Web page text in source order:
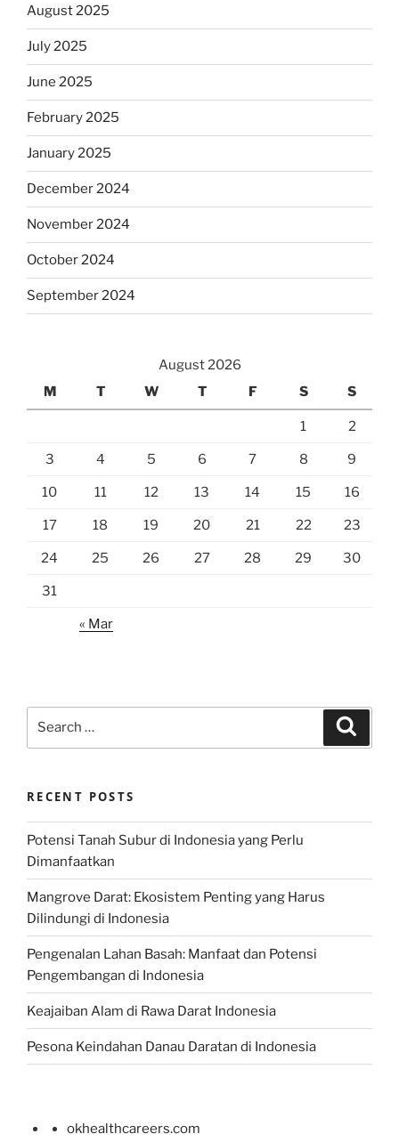
August 2025
July 2025
June 2025
February 2025
January 2025
December 2024
November 2024
October 2024
September 2024
August 2026
M
T W T F S S
1 2
3 4 5 6 7 8 9
10 11 12 13 14 15 16
17 18 19 20 21 22 23
24 25 26 27 28 29 30
31
« Mar
RECENT POSTS
Potensi Tanah Subur di Indonesia yang Perlu
Dimanfaatkan
Mangrove Darat: Ekosistem Penting yang Harus
Dilindungi di Indonesia
Pengenalan Lahan Basah: Manfaat dan Potensi
Pengembangan di Indonesia
Keajaiban Alam di Rawa Darat Indonesia
Pesona Keindahan Danau Daratan di Indonesia
okhealthcareers.com